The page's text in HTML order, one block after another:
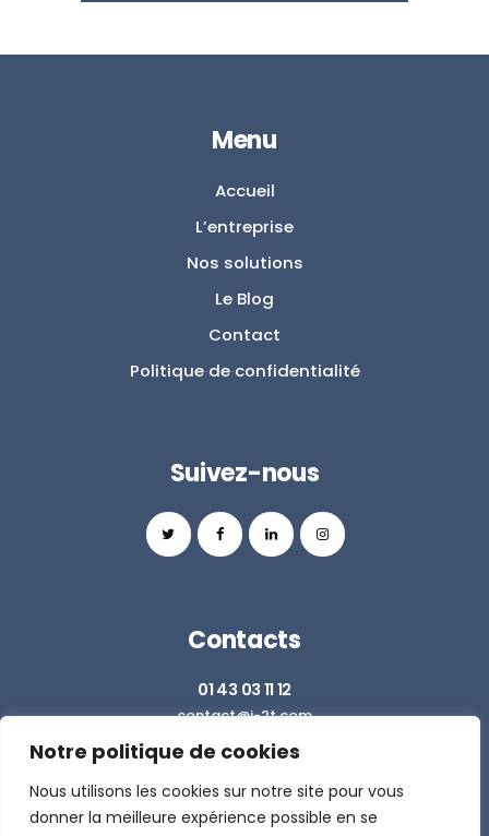
Notre politique de cookies
Nous utilisons les cookies sur notre site pour vous
donner la meilleure expérience possible en se
Menu
Accueil
L’entreprise
Nos solutions
Le Blog
Contact
Politique de confidentialité
Suivez-nous
Contacts
01 43 03 11 12
contact@i-2t.com
Z.I. RICHARDETS SUD - 36 RUE DU BALLON
93160 NOISY LE GRAND